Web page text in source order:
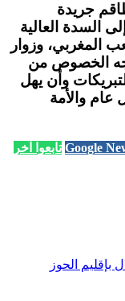
جريدة
السدة العالية
المغربي، وزوار
وجه الخصوص من
وأن يهل
عام والأمة
تابعوا آخر
بإقليم الحوز